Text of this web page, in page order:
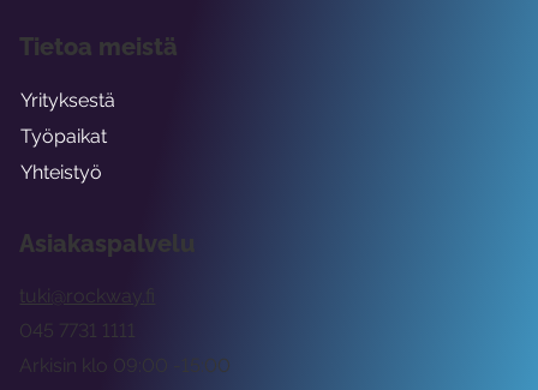
Asiakaspalvelu
tuki@rockway.fi
Arkisin klo 09:00 -15:00
045 7731 1111
Tietoa meistä
Yrityksestä
Työpaikat
Yhteistyö